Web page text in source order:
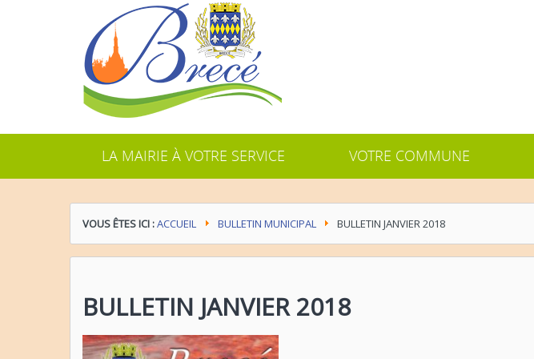
LA MAIRIE À VOTRE SERVICE VOTRE COMMUNE
VOUS ÊTES ICI :ACCUEIL BULLETIN MUNICIPAL BULLETIN JANVIER 2018
BULLETIN JANVIER 2018